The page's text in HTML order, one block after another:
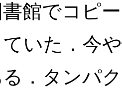
書館でコピ
いた．今
．タンパ